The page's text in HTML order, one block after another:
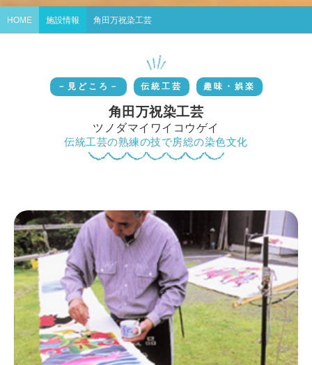
生活
観光ガイド
HOME 施設情報 角田万祝染工芸
－見どころ－ 伝統工芸 趣味・娯楽
角田万祝染工芸
ツノダマイワイコウゲイ
伝統工芸の熟練の技で房総の染色文化